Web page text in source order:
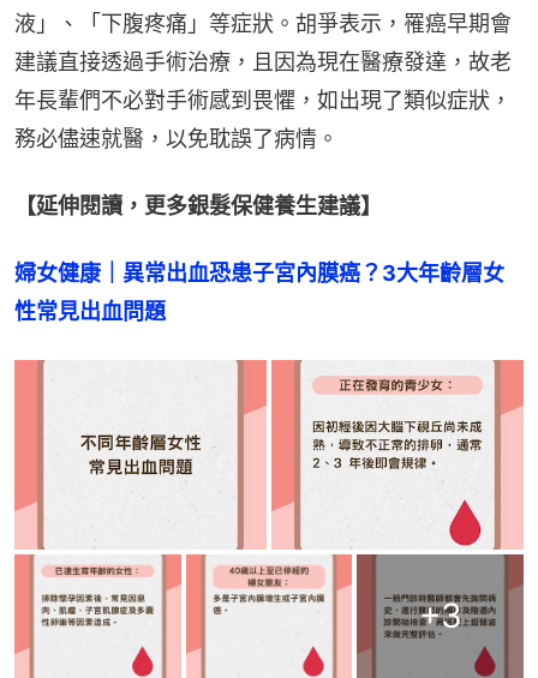
液」、「下腹疼痛」等症狀。胡爭表示，罹癌早期會
建議直接透過手術治療，且因為現在醫療發達，故老
年長輩們不必對手術感到畏懼，如出現了類似症狀，
務必儘速就醫，以免耽誤了病情。
【延伸閱讀，更多銀髮保健養生建議】
婦女健康｜異常出血恐患子宮內膜癌？3大年齡層女
性常見出血問題
+3